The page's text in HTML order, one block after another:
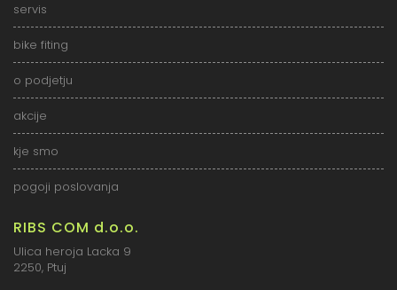
servis
bike fiting
o podjetju
akcije
kje smo
pogoji poslovanja
RIBS COM d.o.o.
Ulica heroja Lacka 9
2250, Ptuj